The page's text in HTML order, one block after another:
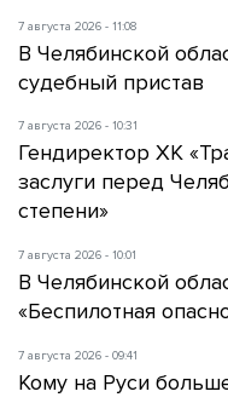
7 августа 2026 - 11:08
В Челябинской
судебный пристав
7 августа 2026 - 10:31
Гендиректор ХК
заслуги перед
степени»
7 августа 2026 - 10:01
В Челябинской
«Беспилотная
7 августа 2026 - 09:41
Кому на Руси